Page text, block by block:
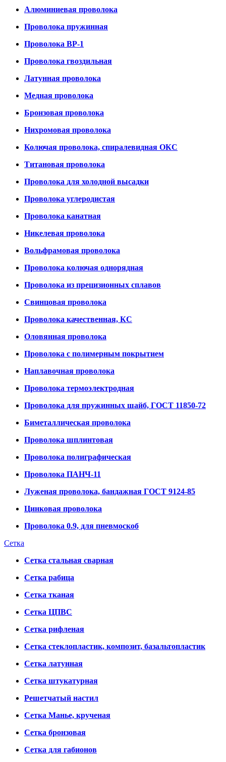
Алюминиевая проволока
Проволока пружинная
Проволока ВР-1
Проволока гвоздильная
Латунная проволока
Медная проволока
Бронзовая проволока
Нихромовая проволока
Колючая проволока, спиралевидная ОКС
Титановая проволока
Проволока для холодной высадки
Проволока углеродистая
Проволока канатная
Никелевая проволока
Вольфрамовая проволока
Проволока колючая однорядная
Проволока из прецизионных сплавов
Свинцовая проволока
Проволока качественная, КС
Оловянная проволока
Проволока с полимерным покрытием
Наплавочная проволока
Проволока термоэлектродная
Проволока для пружинных шайб, ГОСТ 11850-72
Биметаллическая проволока
Проволока шплинтовая
Проволока полиграфическая
Проволока ПАНЧ-11
Луженая проволока, бандажная ГОСТ 9124-85
Цинковая проволока
Проволока 0.9, для пневмоскоб
Сетка
Сетка стальная сварная
Сетка рабица
Сетка тканая
Сетка ЦПВС
Сетка рифленая
Сетка стеклопластик, композит, базальтопластик
Сетка латунная
Сетка штукатурная
Решетчатый настил
Сетка Манье, крученая
Сетка бронзовая
Сетка для габионов